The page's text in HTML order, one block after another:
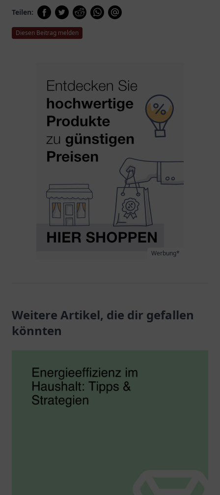
Teilen:
Diesen Beitrag melden
Werbung*
Weitere Artikel, die dir gefallen
könnten